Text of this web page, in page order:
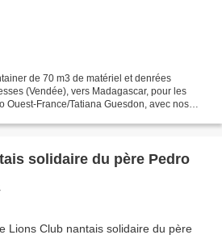
de 70 m3 de matériel et denrées
(Vendée), vers Madagascar, pour les
Ouest-France/Tatiana Guesdon, avec nos
solidaire du père Pedro